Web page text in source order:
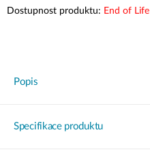
Dostupnost produktu: End of Life
Popis
Specifikace produktu